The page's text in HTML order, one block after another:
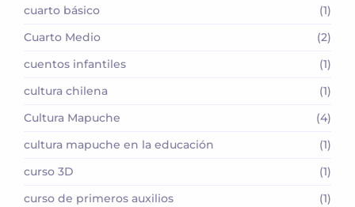
cuarto básico
(1)
Cuarto Medio
(2)
cuentos infantiles
(1)
cultura chilena
(1)
Cultura Mapuche
(4)
cultura mapuche en la educación
(1)
curso 3D
(1)
curso de primeros auxilios
(1)